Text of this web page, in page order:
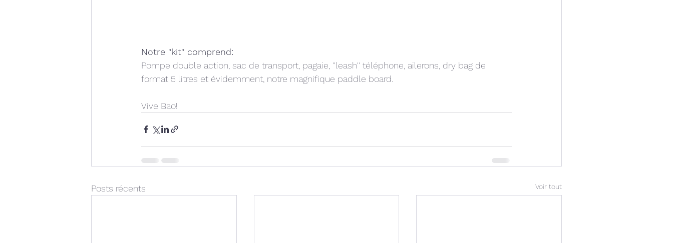
Notre ''kit'' comprend:
Pompe double action, sac de transport, pagaie, ''leash'' téléphone, ailerons, dry bag de
format 5 litres et évidemment, notre magnifique paddle board.
Vive Bao!
Posts récents Voir tout